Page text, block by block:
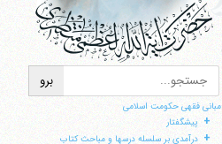
مبانی فقهی حکومت اسلامی
+ پیشگفتار
+ درآمدی بر سلسله درسها و مباحث کتاب